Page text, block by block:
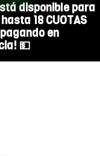
disponible para
18 CUOTAS
en
💵